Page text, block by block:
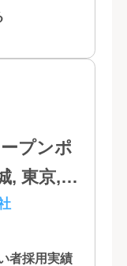
もに他社に
プンポ
川, 福岡
者採用実績